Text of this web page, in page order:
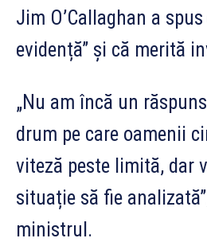
Jim O’Callaghan a
evidență” și că merită
„Nu am încă un
drum pe care oamenii
viteză peste limită, dar
situație să fie
ministrul.